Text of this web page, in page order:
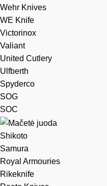
Wehr Knives
WE Knife
Victorinox
Valiant
United Cutlery
Ulfberth
Spyderco
SOG
SOC
Shikoto
Samura
Royal Armouries
Rikeknife